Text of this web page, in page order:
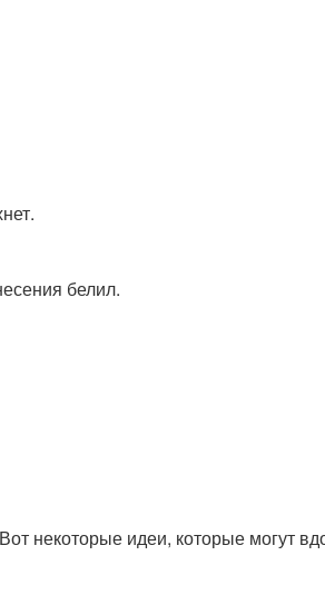
белил.
некоторые идеи, которые могут